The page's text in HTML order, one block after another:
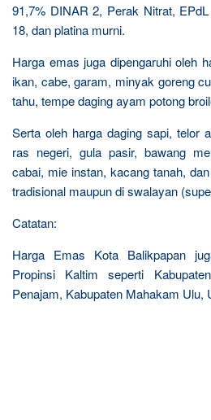
91,7% DINAR 2, Perak Nitrat,
18, dan platina murni.
Harga emas juga dipengaruhi oleh
ikan, cabe, garam, minyak goreng
tahu, tempe daging ayam potong
Serta oleh harga daging sapi, telor
ras negeri, gula pasir, bawang
cabai, mie instan, kacang tanah,
tradisional maupun di swalayan
Catatan:
Harga Emas Kota Balikpapan
Propinsi Kaltim seperti
Penajam, Kabupaten Mahakam Ulu,